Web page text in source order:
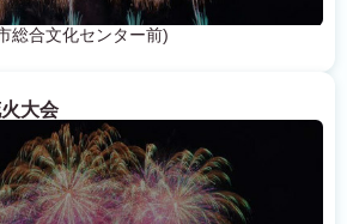
総合文化センター前)
大会